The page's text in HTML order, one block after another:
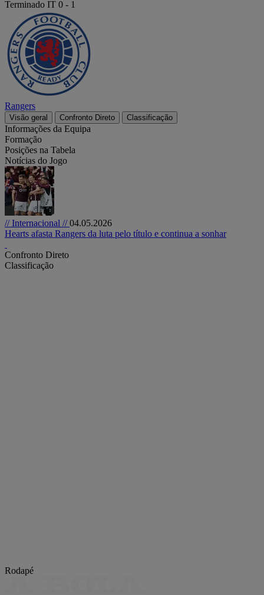
Terminado IT 0 - 1
Rangers
Visão geral Confronto Direto Classificação
Informações da Equipa
Formação
Posições na Tabela
Notícias do Jogo
// Internacional //04.05.2026
Hearts afasta Rangers da luta pelo título e continua a sonhar
Confronto Direto
Classificação
Rodapé